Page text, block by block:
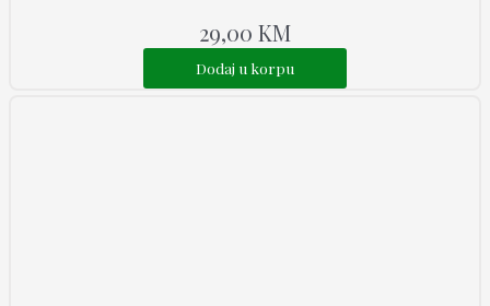
29,00 KM
Dodaj u korpu